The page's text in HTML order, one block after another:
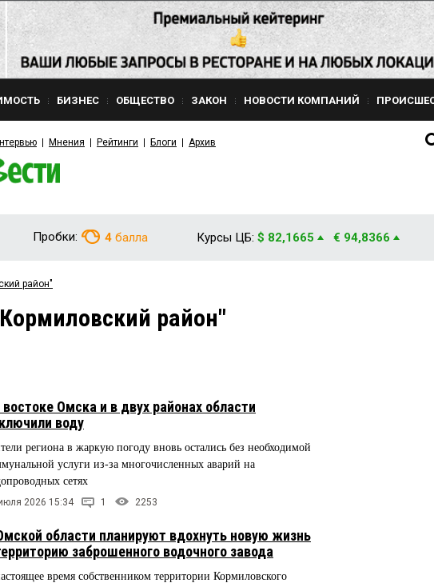
БИЗНЕС ОБЩЕСТВО ЗАКОН НОВОСТИ КОМПАНИЙ
Мнения Рейтинги Блоги Архив
Пробки: 4 балла Курсы ЦБ: $ 82,1665 € 94,8366
район"
район"
Омска и в двух районах области
воду
региона в жаркую погоду вновь остались без необходимой
услуги из-за многочисленных аварий на
сетях
2026 15:34 1 2253
области планируют вдохнуть новую жизнь
заброшенного водочного завода
время собственником территории Кормиловского